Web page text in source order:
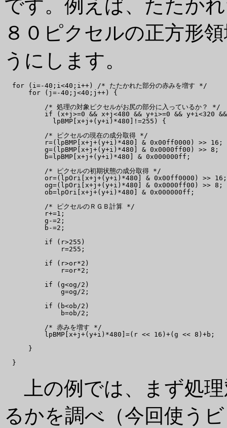
です。例えば、たたか
８０ピクセルの正方形
うにします。
  for (i=-40;i<40;i++) /* たたかれた部分の赤みを増す */
      for (j=-40;j<40;j++) {
          /* 処理の対象ピクセルがお尻の部分に入っているか？ */
          if (x+j>=0 && x+j<480 && y+i>=0 && y+i<320 &&
            lpBMP[x+j+(y+i)*480]!=255) {
          /* ピクセルの現在の成分取得 */
          r=(lpBMP[x+j+(y+i)*480] & 0x00ff0000) >> 16;
          g=(lpBMP[x+j+(y+i)*480] & 0x0000ff00) >> 8;
          b=lpBMP[x+j+(y+i)*480] & 0x000000ff;
          /* ピクセルの初期状態の成分取得 */
          or=(lpOri[x+j+(y+i)*480] & 0x00ff0000) >> 16;
          og=(lpOri[x+j+(y+i)*480] & 0x0000ff00) >> 8;
          ob=lpOri[x+j+(y+i)*480] & 0x000000ff;
          /* ピクセルのＲＧＢ計算 */
          r+=1;
          g-=2;
          b-=2;
          if (r>255)
              r=255;
          if (r>or*2)
              r=or*2;
          if (g<og/2)
              g=og/2;
          if (b<ob/2)
              b=ob/2;
          /* 赤みを増す */
          lpBMP[x+j+(y+i)*480]=(r << 16)+(g << 8)+b;
      }
上の例では、まず処
るかを調べ（今回使う